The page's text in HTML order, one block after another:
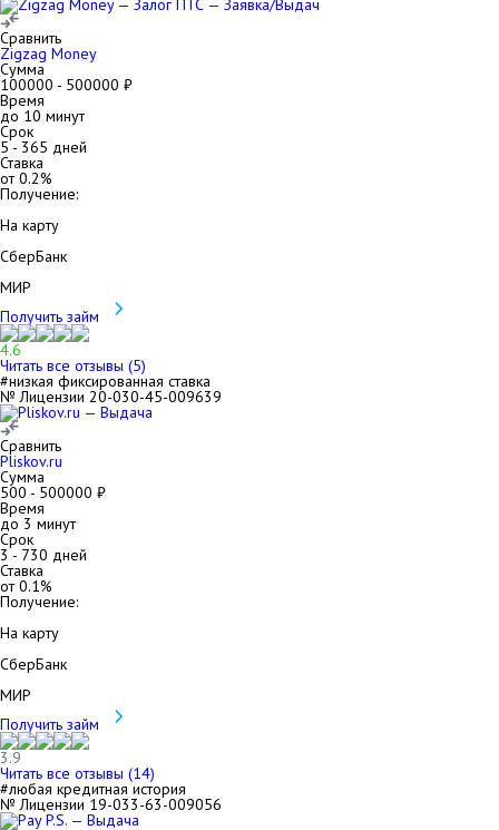
Сравнить
Zigzag Money
Сумма
100000 - 500000 ₽
Время
до 10 минут
Срок
5- 365 дней
Ставка
от0.2%
Получение:
На карту
СберБанк
МИР
Получить займ
4.6
Читать все отзывы (5)
#низкая фиксированная ставка
№ Лицензии 20-030-45-009639
Сравнить
Pliskov.ru
Сумма
500 - 500000 ₽
Время
до 3 минут
Срок
3- 730 дней
Ставка
от0.1%
Получение:
На карту
СберБанк
МИР
Получить займ
3.9
Читать все отзывы (14)
#любая кредитная история
№ Лицензии 19-033-63-009056